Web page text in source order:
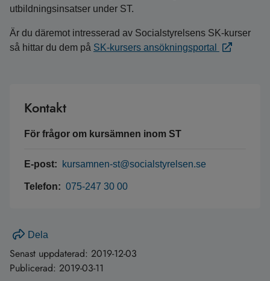
utbildningsinsatser under ST.
Är du däremot intresserad av Socialstyrelsens SK-kurser
så hittar du dem på SK-kursers ansökningsportal
Kontakt
För frågor om kursämnen inom ST
E-post: kursamnen-st@socialstyrelsen.se
Telefon: 075-247 30 00
Dela
Senast uppdaterad: 2019-12-03
Publicerad: 2019-03-11